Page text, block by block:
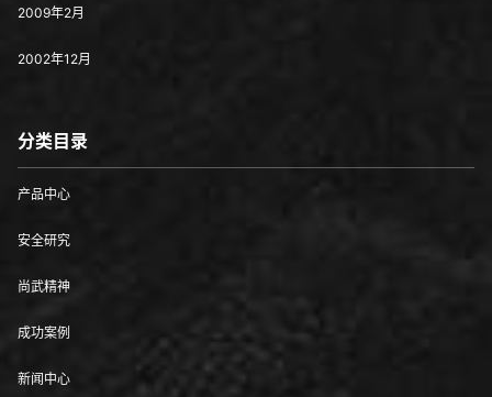
2009年2月
2002年12月
分类目录
产品中心
安全研究
尚武精神
成功案例
新闻中心